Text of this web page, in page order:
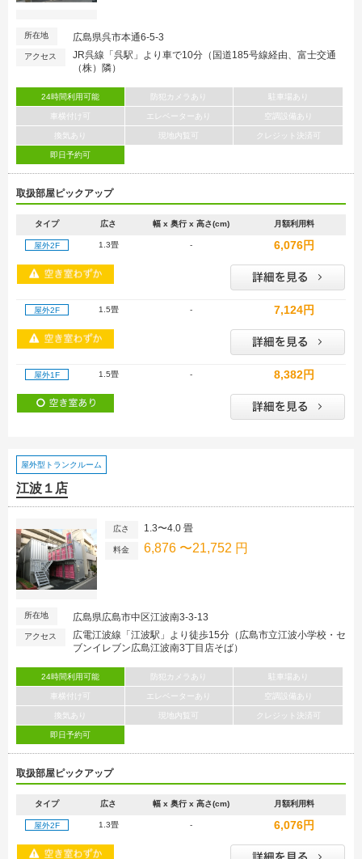
所在地 広島県呉市本通6-5-3
アクセス
JR呉線「呉駅」より車で10分（国道185号線経由、富士交通
（株）隣）
24時間利用可能 防犯カメラあり 駐車場あり
車横付け可 エレベーターあり 空調設備あり
換気あり 現地内覧可 クレジット決済可
即日予約可
取扱部屋ピックアップ
タイプ 広さ 幅 x 奥行 x 高さ(cm) 月額利用料
屋外2F 1.3畳 - 6,076円
屋外2F 1.5畳 - 7,124円
屋外1F 1.5畳 - 8,382円
屋外型トランクルーム
江波１店
広さ 1.3〜4.0 畳
料金 6,876 〜21,752 円
所在地 広島県広島市中区江波南3-3-13
アクセス
広電江波線「江波駅」より徒歩15分（広島市立江波小学校・セ
ブンイレブン広島江波南3丁目店そば）
24時間利用可能 防犯カメラあり 駐車場あり
車横付け可 エレベーターあり 空調設備あり
換気あり 現地内覧可 クレジット決済可
即日予約可
取扱部屋ピックアップ
タイプ 広さ 幅 x 奥行 x 高さ(cm) 月額利用料
屋外2F 1.3畳 - 6,076円